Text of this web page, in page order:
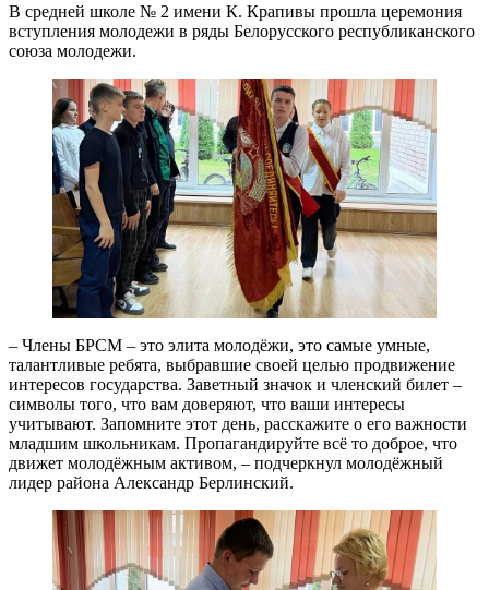
В средней школе № 2 имени К. Крапивы прошла церемония
вступления молодежи в ряды Белорусского республиканского
союза молодежи.
– Члены БРСМ – это элита молодёжи, это самые умные,
талантливые ребята, выбравшие своей целью продвижение
интересов государства. Заветный значок и членский билет –
символы того, что вам доверяют, что ваши интересы
учитывают. Запомните этот день, расскажите о его важности
младшим школьникам. Пропагандируйте всё то доброе, что
движет молодёжным активом, – подчеркнул молодёжный
лидер района Александр Берлинский.